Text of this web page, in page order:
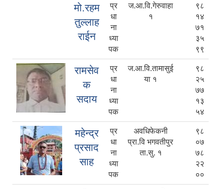
मो.रहम
तुल्लाह
राईन
प्र
धा
ना
ध्या
पक
ज.आ.वि.गेरुवाहा
१
९८
१४
७१
३५
९९
रामसेव
क
सदाय
प्र
धा
ना
ध्या
पक
ज.आ.वि.तामासुई
या १
९८
२५
७७
१३
५४
महेन्द्र
प्रसाद
साह
प्र
धा
ना
ध्या
पक
अवधिफेकनी
प्रा.वि भगवतीपुर
ता.सु. १
९८
०७
७८
२२
००